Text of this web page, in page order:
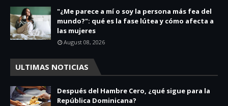
"¿Me parece a mí o soy la persona más fea del
mundo?": qué es la fase lútea y cómo afecta a
las mujeres
August 08, 2026
ULTIMAS NOTICIAS
Después del Hambre Cero, ¿qué sigue para la
República Dominicana?